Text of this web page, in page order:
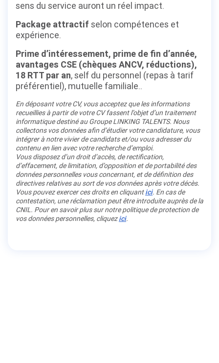
sens du service auront un réel impact.
Package attractif selon compétences et
expérience.
Prime d’intéressement, prime de fin d’année,
avantages CSE (chèques ANCV, réductions),
18 RTT par an, self du personnel (repas à tarif
préférentiel), mutuelle familiale..
En déposant votre CV, vous acceptez que les informations
recueillies à partir de votre CV fassent l’objet d’un traitement
informatique destiné au Groupe LINKING TALENTS. Nous
collectons vos données afin d’étudier votre candidature, vous
intégrer à notre vivier de candidats et/ou vous adresser du
contenu en lien avec votre recherche d’emploi.
Vous disposez d’un droit d’accès, de rectification,
d’effacement, de limitation, d’opposition et de portabilité des
données personnelles vous concernant, et de définition des
directives relatives au sort de vos données après votre décès.
Vous pouvez exercer ces droits en cliquantici. En cas de
contestation, une réclamation peut être introduite auprès de la
CNIL. Pour en savoir plus sur notre politique de protection de
vos données personnelles, cliquezici.